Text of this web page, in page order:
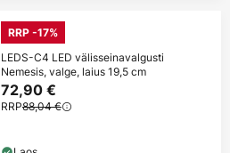
RRP -17%
LEDS-C4 LED välisseinavalgusti
Nemesis, valge, laius 19,5 cm
72,90 €
RRP88,04 €